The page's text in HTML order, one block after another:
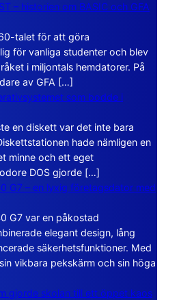
– historien om BASIC och GFA
talet för att göra
för vanliga studenter och blev
i miljontals hemdatorer. På
av GFA […]
som bodde i
en diskett var det inte bara
hade nämligen en
minne och ett eget
DOS gjorde […]
G7 – en lyxig företagsdator med
G7 var en påkostad
elegant design, lång
säkerhetsfunktioner. Med
vikbara pekskärm och sin höga
gjorde skolan till ett öppet kaos